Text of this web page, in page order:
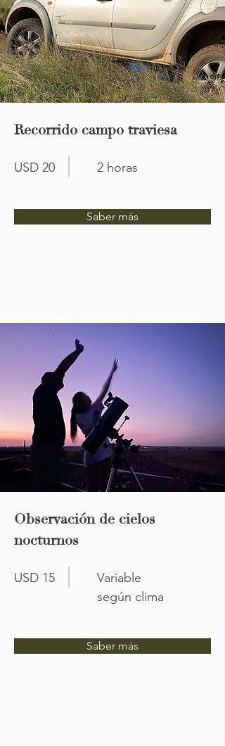
Recorrido campo traviesa
USD 20 2 horas
Saber más
Observación de cielos
nocturnos
USD 15
Variable
según clima
Saber más